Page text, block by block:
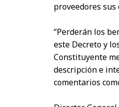
proveedores
“Perderán los
este Decreto y
Constituyente
descripción e
comentarios